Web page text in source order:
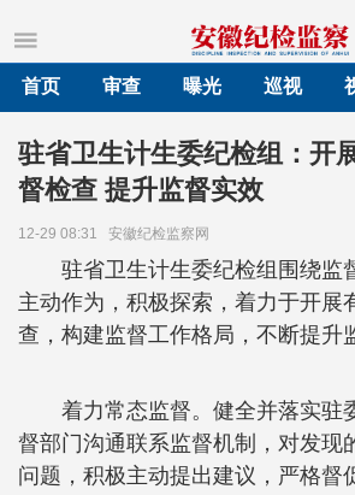
首页
审查 曝光 巡视
驻省卫生计生委纪检组：开
督检查 提升监督实效
12-29 08:31 安徽纪检监察网
驻省卫生计生委纪检组围绕监
主动作为，积极探索，着力于开展
查，构建监督工作格局，不断提升
着力常态监督。健全并落实驻
督部门沟通联系监督机制，对发现
问题，积极主动提出建议，严格督